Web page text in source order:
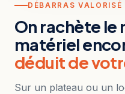
DÉBARRAS VALORISÉ
On rachète le
matériel
déduit de
Sur un plateau ou un